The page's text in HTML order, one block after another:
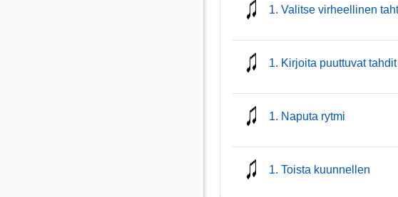
1. Valitse virheellinen
1. Kirjoita puuttuvat tahdit
1. Naputa rytmi
1. Toista kuunnellen